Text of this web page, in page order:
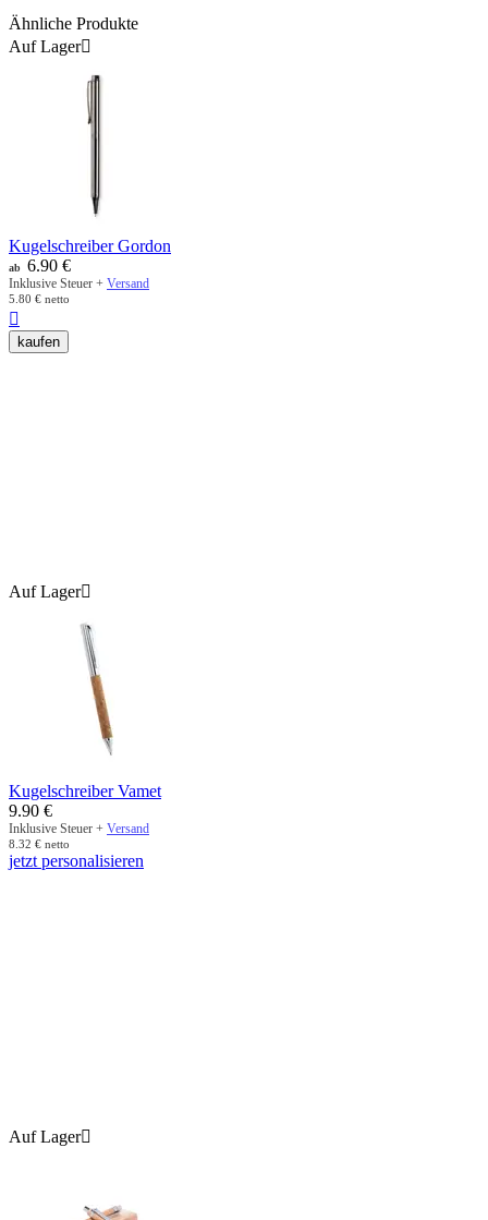
Ähnliche Produkte
Auf Lager
Kugelschreiber Gordon
ab 6.90 €
Inklusive Steuer + Versand
5.80 € netto

kaufen
Auf Lager
Kugelschreiber Vamet
9.90 €
Inklusive Steuer + Versand
8.32 € netto
jetzt personalisieren
Auf Lager